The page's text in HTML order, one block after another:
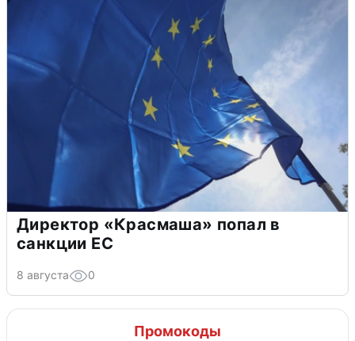
Директор «Красмаша» попал в
санкции ЕС
8 августа 0
Промокоды